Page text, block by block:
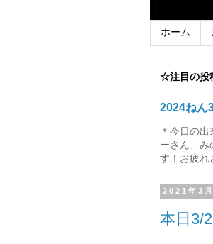
ホーム
☆注目の
2024ねん
＊今日の
ーさん、み
す！お疲れ
2021年3
本日3/